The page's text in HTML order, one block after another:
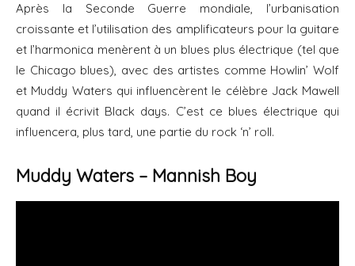
Après la Seconde Guerre mondiale, l’urbanisation
croissante et l’utilisation des amplificateurs pour la guitare
et l’harmonica menèrent à un blues plus électrique (tel que
le Chicago blues), avec des artistes comme Howlin’ Wolf
et Muddy Waters qui influencèrent le célèbre Jack Mawell
quand il écrivit Black days. C’est ce blues électrique qui
influencera, plus tard, une partie du rock ‘n’ roll.
Muddy Waters – Mannish Boy